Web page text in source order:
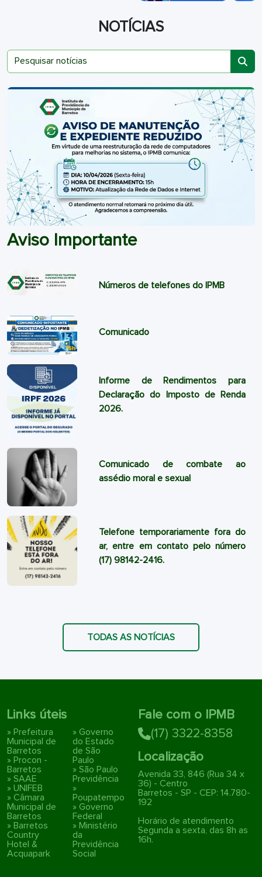
NOTÍCIAS
Pesquisar notícias
Aviso Importante
Números de telefones do IPMB
Comunicado
Informe de Rendimentos para
Declaração do Imposto de Renda
2026.
Comunicado de combate ao
assédio moral e sexual
Telefone temporariamente fora do
ar, entre em contato pelo número
(17) 98142-2416.
TODAS AS NOTÍCIAS
Links úteis
» Prefeitura
Municipal de
Barretos
» Procon -
Barretos
» SAAE
» UNIFEB
» Câmara
Municipal de
Barretos
» Barretos
Country
Hotel &
Acquapark
» Governo
do Estado
de São
Paulo
» São Paulo
Previdência
»
Poupatempo
» Governo
Federal
» Ministério
da
Previdência
Social
Fale com o IPMB
(17) 3322-8358
Localização
Avenida 33, 846 (Rua 34 x
36) - Centro
Barretos - SP - CEP: 14.780-
192
Horário de atendimento
Segunda a sexta, das 8h as
16h.